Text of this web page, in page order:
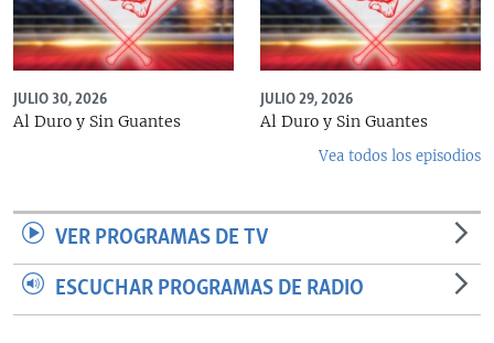
JULIO 30, 2026
Al Duro y Sin Guantes
JULIO 29, 2026
Al Duro y Sin Guantes
Vea todos los episodios
VER PROGRAMAS DE TV
ESCUCHAR PROGRAMAS DE RADIO